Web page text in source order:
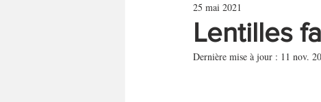
Mes gourmandises - les gâteaux du b
Mes gourmandises - plaisirs d'enfan
Lentilles
25 mai 2021
Dernière mise à jour : 11 nov.